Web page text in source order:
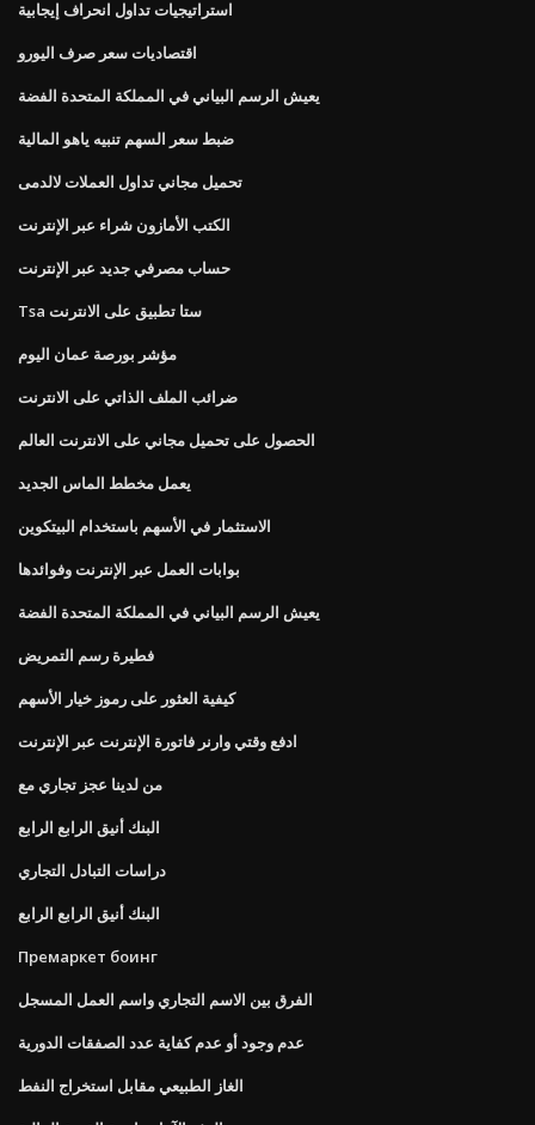
استراتيجيات تداول انحراف إيجابية
اقتصاديات سعر صرف اليورو
يعيش الرسم البياني في المملكة المتحدة الفضة
ضبط سعر السهم تنبيه ياهو المالية
تحميل مجاني تداول العملات لالدمى
الكتب الأمازون شراء عبر الإنترنت
حساب مصرفي جديد عبر الإنترنت
Tsa ستا تطبيق على الانترنت
مؤشر بورصة عمان اليوم
ضرائب الملف الذاتي على الانترنت
الحصول على تحميل مجاني على الانترنت العالم
يعمل مخطط الماس الجديد
الاستثمار في الأسهم باستخدام البيتكوين
بوابات العمل عبر الإنترنت وفوائدها
يعيش الرسم البياني في المملكة المتحدة الفضة
فطيرة رسم التمريض
كيفية العثور على رموز خيار الأسهم
ادفع وقتي وارنر فاتورة الإنترنت عبر الإنترنت
من لدينا عجز تجاري مع
البنك أنيق الرابع الرابع
دراسات التبادل التجاري
البنك أنيق الرابع الرابع
Премаркет боинг
الفرق بين الاسم التجاري واسم العمل المسجل
عدم وجود أو عدم كفاية عدد الصفقات الدورية
الغاز الطبيعي مقابل استخراج النفط